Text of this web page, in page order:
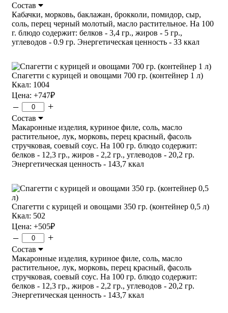
Состав
Кабачки, морковь, баклажан, брокколи, помидор, сыр,
соль, перец черный молотый, масло растительное. На 100
г. блюдо содержит: белков - 3,4 гр., жиров - 5 гр.,
углеводов - 0.9 гр. Энергетическая ценность - 33 ккал
Спагетти с курицей и овощами 700 гр. (контейнер 1 л)
Ккал: 1004
Цена: +747₽
– +
Состав
Макаронные изделия, куриное филе, соль, масло
растительное, лук, морковь, перец красный, фасоль
стручковая, соевый соус. На 100 гр. блюдо содержит:
белков - 12,3 гр., жиров - 2,2 гр., углеводов - 20,2 гр.
Энергетическая ценность - 143,7 ккал
Спагетти с курицей и овощами 350 гр. (контейнер 0,5 л)
Ккал: 502
Цена: +505₽
– +
Состав
Макаронные изделия, куриное филе, соль, масло
растительное, лук, морковь, перец красный, фасоль
стручковая, соевый соус. На 100 гр. блюдо содержит:
белков - 12,3 гр., жиров - 2,2 гр., углеводов - 20,2 гр.
Энергетическая ценность - 143,7 ккал